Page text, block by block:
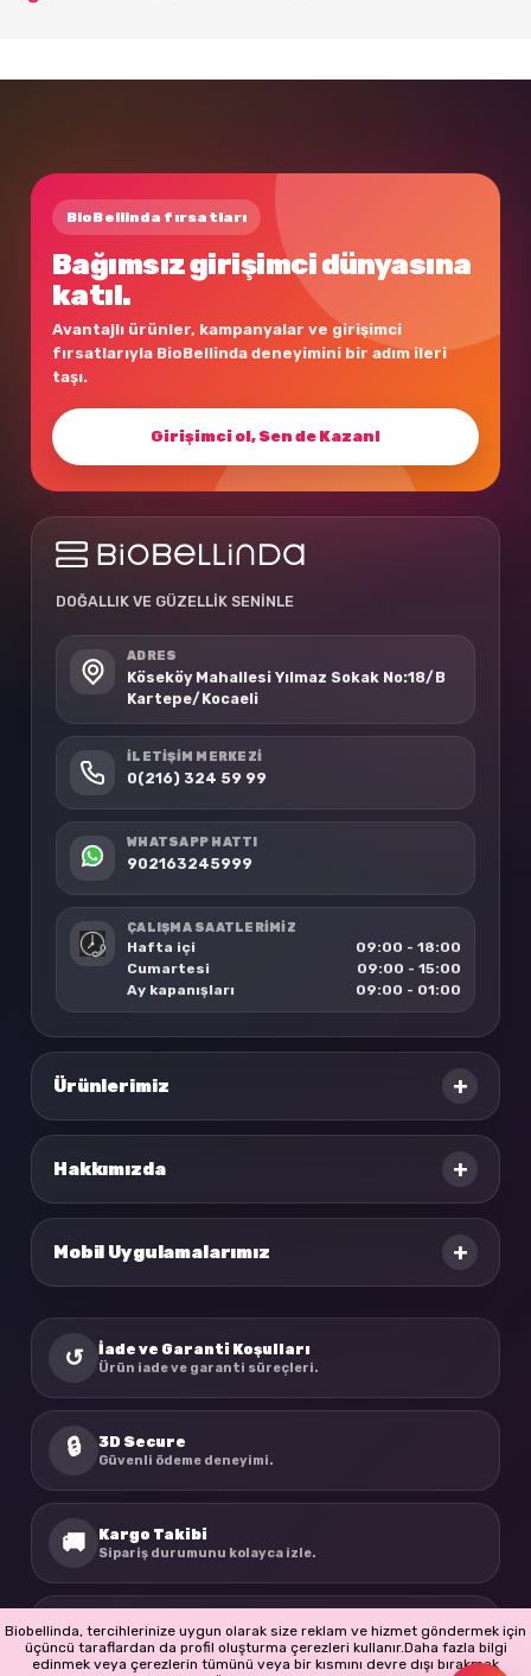
BioBellinda fırsatları
Bağımsız girişimci dünyasına
katıl.
Avantajlı ürünler, kampanyalar ve girişimci
fırsatlarıyla BioBellinda deneyimini bir adım ileri
taşı.
Girişimci ol, Sen de Kazan!
DOĞALLIK VE GÜZELLİK SENİNLE
ADRES
Köseköy Mahallesi Yılmaz Sokak No:18/B
Kartepe/Kocaeli
İLETIŞIM MERKEZI
0(216) 324 59 99
WHATSAPP HATTI
902163245999
ÇALIŞMA SAATLERİMİZ
Hafta içi
09:00 - 18:00
Cumartesi
09:00 - 15:00
Ay kapanışları
09:00 - 01:00
Ürünlerimiz +
Hakkımızda +
Mobil Uygulamalarımız +
↺ İade ve Garanti Koşulları
Ürün iade ve garanti süreçleri.
🔒 3D Secure
Güvenli ödeme deneyimi.
🚚 Kargo Takibi
Sipariş durumunu kolayca izle.
☘ BioBellinda
Doğadan ilham alan ürünler.
Biobellinda, tercihlerinize uygun olarak size reklam ve hizmet göndermek için
üçüncü taraflardan da profil oluşturma çerezleri kullanır.Daha fazla bilgi
edinmek veya çerezlerin tümünü veya bir kısmını devre dışı bırakmak